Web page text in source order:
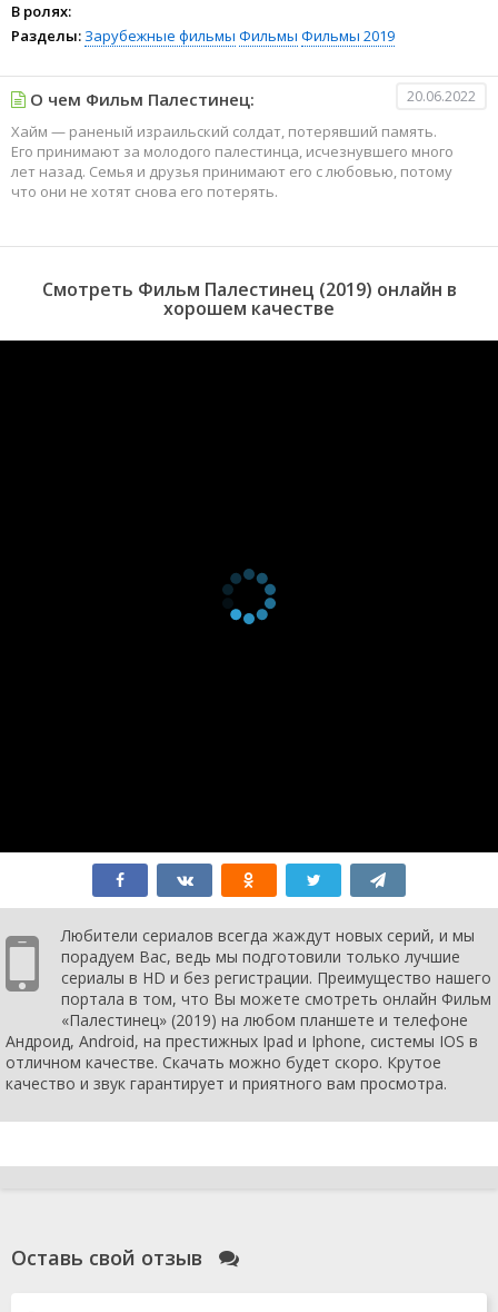
В ролях:
Разделы: Зарубежные фильмы Фильмы Фильмы 2019
О чем Фильм Палестинец: 20.06.2022
Хайм — раненый израильский солдат, потерявший память.
Его принимают за молодого палестинца, исчезнувшего много
лет назад. Семья и друзья принимают его с любовью, потому
что они не хотят снова его потерять.
Смотреть Фильм Палестинец (2019) онлайн в
хорошем качестве
Любители сериалов всегда жаждут новых серий, и мы
порадуем Вас, ведь мы подготовили только лучшие
сериалы в HD и без регистрации. Преимущество нашего
портала в том, что Вы можете смотреть онлайн Фильм
«Палестинец» (2019) на любом планшете и телефоне
Андроид, Android, на престижных Ipad и Iphone, системы IOS в
отличном качестве. Скачать можно будет скоро. Крутое
качество и звук гарантирует и приятного вам просмотра.
Оставь свой отзыв